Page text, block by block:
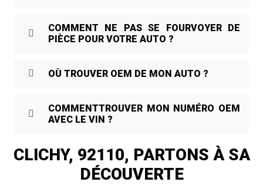
COMMENT NE PAS SE FOURVOYER DE
PIÈCE POUR VOTRE AUTO ?
OÙ TROUVER OEM DE MON AUTO ?
COMMENTTROUVER MON NUMÉRO OEM
AVEC LE VIN ?
CLICHY, 92110, PARTONS À SA
DÉCOUVERTE